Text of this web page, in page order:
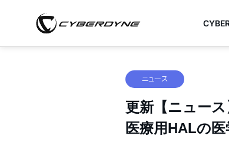
ニュース
更新【ニュー
医療用HALの